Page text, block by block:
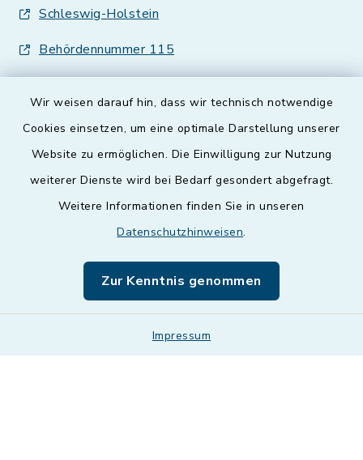
Wir weisen darauf hin, dass wir technisch notwendige
Cookies einsetzen, um eine optimale Darstellung unserer
Website zu ermöglichen. Die Einwilligung zur Nutzung
weiterer Dienste wird bei Bedarf gesondert abgefragt.
Weitere Informationen finden Sie in unseren
Datenschutzhinweisen.
Zur Kenntnis genommen
Impressum
Schleswig-Holstein
Behördennummer 115
Barrierefreiheit
Impressum
Sitemap